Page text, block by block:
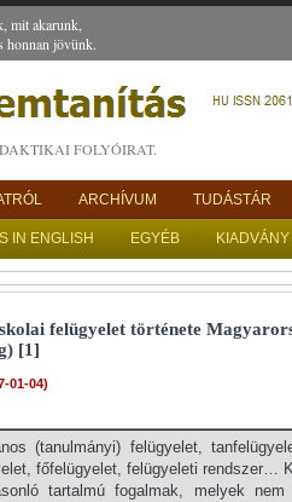
mit akarunk,
honnan jövünk.
FOLYÓIRAT.
ARCHÍVUM TUDÁSTÁR
IN ENGLISH EGYÉB
felügyelet története
[1]
01-04)
(tanulmányi) felügyelet,
főfelügyelet, felügyeleti rendszer…
tartalmú fogalmak, melyek